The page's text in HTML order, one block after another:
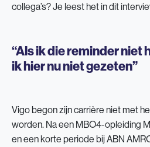
collega’s? Je leest het in dit
“Als ik die reminder niet
ik hier nu niet gezeten”
Vigo begon zijn carrière niet met
worden. Na een MBO4-opleiding
en een korte periode bij ABN